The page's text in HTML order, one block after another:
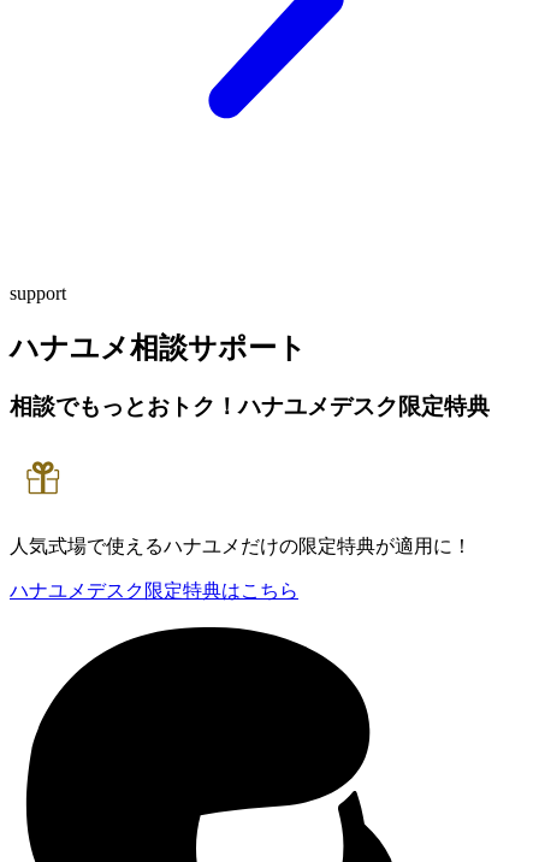
support
ハナユメ相談サポート
相談でもっとおトク！ハナユメデスク限定特典
人気式場で使えるハナユメだけの限定特典が適用に！
ハナユメデスク限定特典はこちら